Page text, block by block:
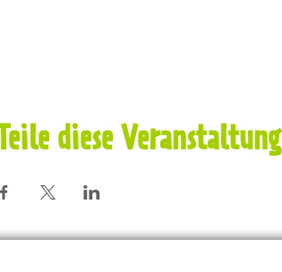
Teile diese Veranstaltung